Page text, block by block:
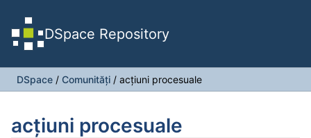
DSpace Repository
DSpace / Comunități / acţiuni procesuale
acţiuni procesuale